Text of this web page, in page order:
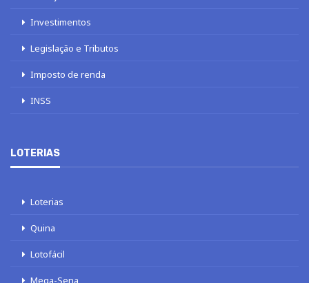
Investimentos
Legislação e Tributos
Imposto de renda
INSS
LOTERIAS
Loterias
Quina
Lotofácil
Mega-Sena